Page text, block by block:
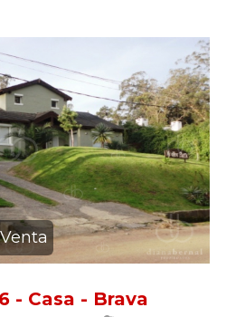
- Casa - Brava